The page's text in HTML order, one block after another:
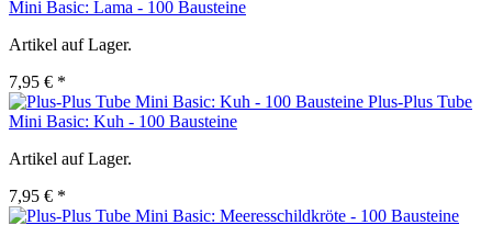
Mini Basic: Lama - 100 Bausteine
Artikel auf Lager.
7,95 € *
Plus-Plus Tube
Mini Basic: Kuh - 100 Bausteine
Artikel auf Lager.
7,95 € *